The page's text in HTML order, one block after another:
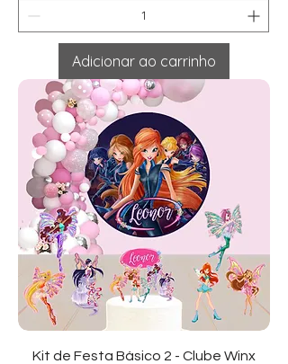
Adicionar ao carrinho
Kit de Festa Básico 2 - Clube Winx